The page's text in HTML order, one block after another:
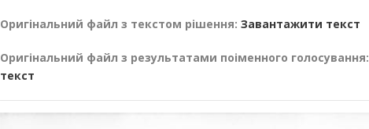
Оригінальний файл з текстом рішення: Завантажити текст
Оригінальний файл з результатами поіменного голосування:
текст